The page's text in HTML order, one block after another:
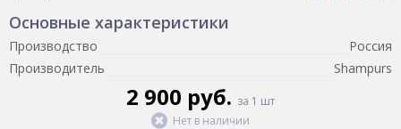
Основные характеристики
Производство
Россия
Производитель
Shampurs
2 900 руб. за 1 шт
Нет в наличии